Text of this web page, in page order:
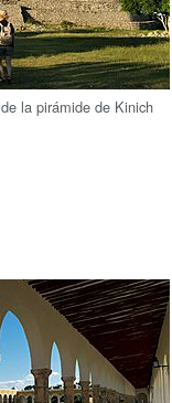
la pirámide de Kinich